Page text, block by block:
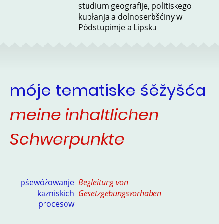
studium geografije, politiskego
kubłanja a dolnoserbšćiny w
Pódstupimje a Lipsku
móje tematiske śěžyšća
meine inhaltlichen
Schwerpunkte
pśewóźowanje
kazniskich
procesow
Begleitung von
Gesetzgebungsvorhaben